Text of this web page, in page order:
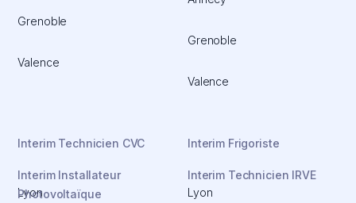
Grenoble
Valence
Grenoble
Valence
Interim Technicien CVC
Lyon
Interim Frigoriste
Lyon
Interim Installateur
Photovoltaïque
Interim Technicien IRVE